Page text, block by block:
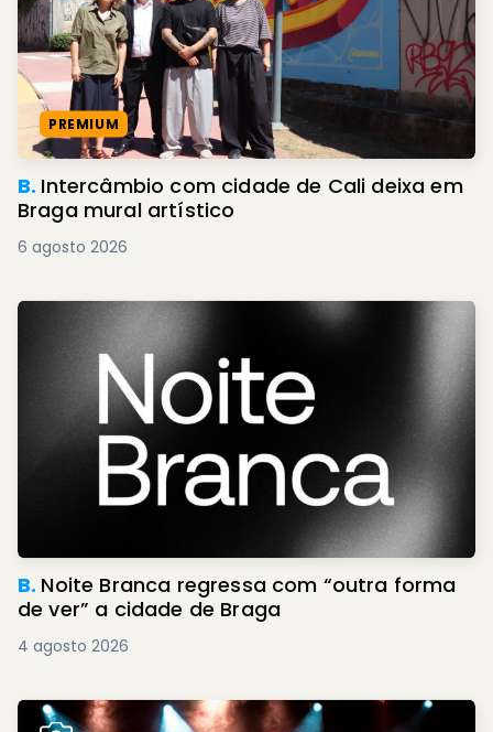
PREMIUM
B. Intercâmbio com cidade de Cali deixa em
Braga mural artístico
6 agosto 2026
B. Noite Branca regressa com “outra forma
de ver” a cidade de Braga
4 agosto 2026